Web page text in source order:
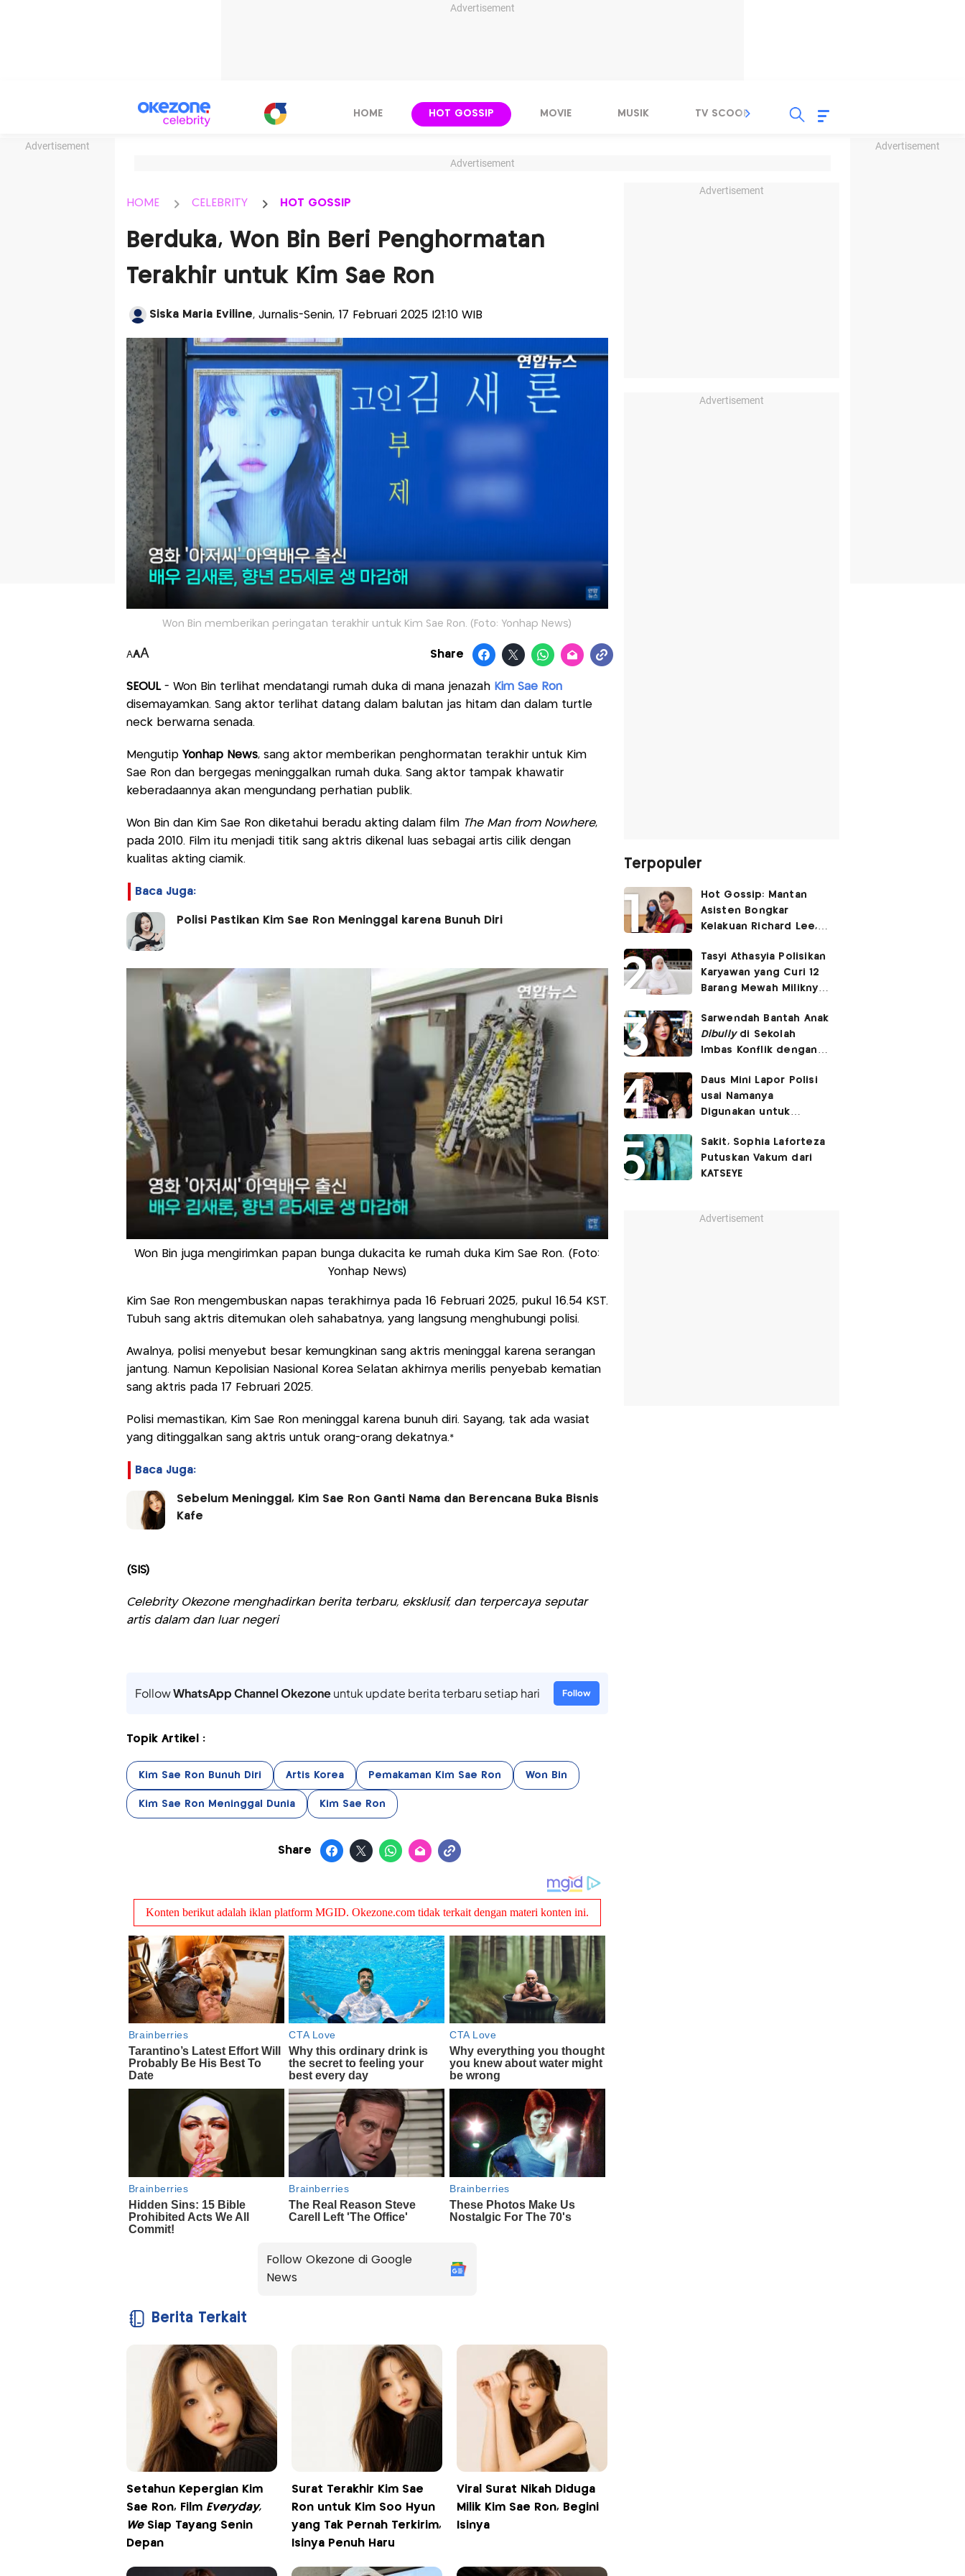
Advertisement
Advertisement Advertisement
HOME HOT GOSSIP MOVIE MUSIK TV SCOOP LIRIK
Advertisement
HOME CELEBRITY HOT GOSSIP
Berduka, Won Bin Beri Penghormatan
Terakhir untuk Kim Sae Ron
Siska Maria Eviline, Jurnalis-Senin, 17 Februari 2025 |21:10 WIB
Won Bin memberikan peringatan terakhir untuk Kim Sae Ron. (Foto: Yonhap News)
AAA Share
SEOUL- Won Bin terlihat mendatangi rumah duka di mana jenazah Kim Sae Ron
disemayamkan. Sang aktor terlihat datang dalam balutan jas hitam dan dalam turtle
neck berwarna senada.
Mengutip Yonhap News, sang aktor memberikan penghormatan terakhir untuk Kim
Sae Ron dan bergegas meninggalkan rumah duka. Sang aktor tampak khawatir
keberadaannya akan mengundang perhatian publik.
Won Bin dan Kim Sae Ron diketahui beradu akting dalam film The Man from Nowhere,
pada 2010. Film itu menjadi titik sang aktris dikenal luas sebagai artis cilik dengan
kualitas akting ciamik.
Baca Juga:
Polisi Pastikan Kim Sae Ron Meninggal karena Bunuh Diri
Won Bin juga mengirimkan papan bunga dukacita ke rumah duka Kim Sae Ron. (Foto:
Yonhap News)
Kim Sae Ron mengembuskan napas terakhirnya pada 16 Februari 2025, pukul 16.54 KST.
Tubuh sang aktris ditemukan oleh sahabatnya, yang langsung menghubungi polisi.
Awalnya, polisi menyebut besar kemungkinan sang aktris meninggal karena serangan
jantung. Namun Kepolisian Nasional Korea Selatan akhirnya merilis penyebab kematian
sang aktris pada 17 Februari 2025.
Polisi memastikan, Kim Sae Ron meninggal karena bunuh diri. Sayang, tak ada wasiat
yang ditinggalkan sang aktris untuk orang-orang dekatnya.*
Baca Juga:
Sebelum Meninggal, Kim Sae Ron Ganti Nama dan Berencana Buka Bisnis
Kafe
(SIS)
Celebrity Okezone menghadirkan berita terbaru, eksklusif, dan terpercaya seputar
artis dalam dan luar negeri
FollowWhatsApp Channel Okezoneuntuk update berita terbaru setiap hari Follow
Topik Artikel :
Kim Sae Ron Bunuh Diri Artis Korea Pemakaman Kim Sae Ron Won Bin
Kim Sae Ron Meninggal Dunia Kim Sae Ron
Share
Follow Okezone di Google
News
Berita Terkait
Setahun Kepergian Kim
Sae Ron, Film Everyday,
WeSiap Tayang Senin
Depan
Surat Terakhir Kim Sae
Ron untuk Kim Soo Hyun
yang Tak Pernah Terkirim,
Isinya Penuh Haru
Viral Surat Nikah Diduga
Milik Kim Sae Ron, Begini
Isinya
Advertisement
Advertisement
Terpopuler
Hot Gossip: Mantan
Asisten Bongkar
Kelakuan Richard Lee,
Vicky Prasetyo
Tasyi Athasyia Polisikan
Karyawan yang Curi 12
Barang Mewah Miliknya
Sarwendah Bantah Anak
Dibullydi Sekolah
Imbas Konflik dengan
Daus Mini Lapor Polisi
usai Namanya
Digunakan untuk
SARA
Sakit, Sophia Laforteza
Putuskan Vakum dari
KATSEYE
Advertisement